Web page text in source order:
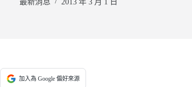
最新消息 2013 年 3 月 1 日
加入為 Google 偏好來源